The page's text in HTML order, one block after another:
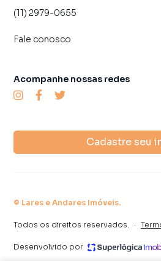
(11) 2979-0655
Fale conosco
Cadastre seu
Acompanhe nossas redes
© Lares e Andares Imóveis.
Todos os direitos reservados. ·
Desenvolvido por